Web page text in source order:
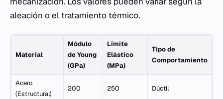
aleación o el tratamiento térmico.
Material
Módulo
de Young
(GPa)
Límite
Elástico
(MPa)
Tipo de
Comportamiento
Acero
(Estructural)
200 250 Dúctil